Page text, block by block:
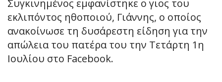
Συγκινημένος εμφανίστηκε ο γιος του
εκλιπόντος ηθοποιού, Γιάννης, ο οποίος
ανακοίνωσε τη δυσάρεστη είδηση για την
απώλεια του πατέρα του την Τετάρτη 1η
Ιουλίου στο Facebook.